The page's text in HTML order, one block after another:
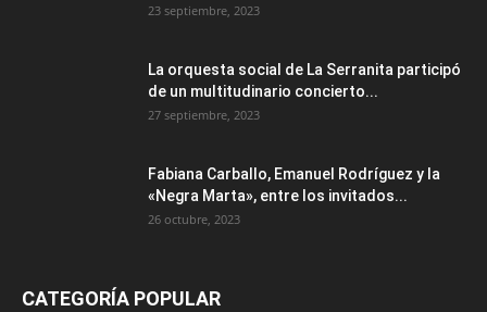
23 septiembre, 2023
La orquesta social de La Serranita participó
de un multitudinario concierto...
27 septiembre, 2023
Fabiana Carballo, Emanuel Rodríguez y la
«Negra Marta», entre los invitados...
26 octubre, 2023
CATEGORÍA POPULAR